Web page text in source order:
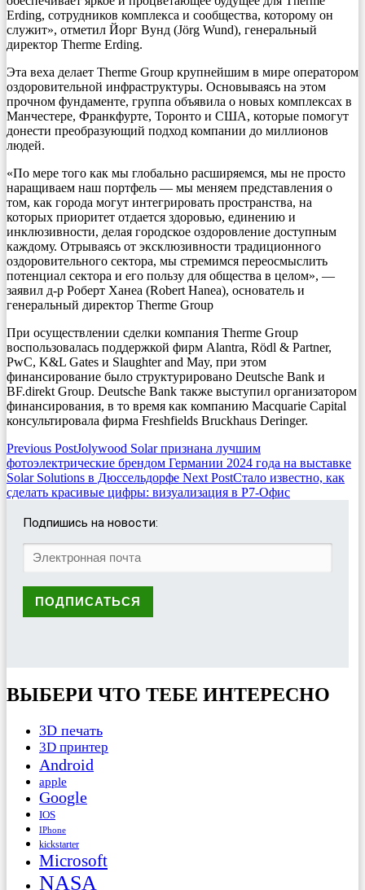
Erding, сотрудников комплекса и сообщества, которому он
служит», отметил Йорг Вунд (Jörg Wund), генеральный
директор Therme Erding.
Эта веха делает Therme Group крупнейшим в мире оператором
оздоровительной инфраструктуры. Основываясь на этом
прочном фундаменте, группа объявила о новых комплексах в
Манчестере, Франкфурте, Торонто и США, которые помогут
донести преобразующий подход компании до миллионов
людей.
«По мере того как мы глобально расширяемся, мы не просто
наращиваем наш портфель — мы меняем представления о
том, как города могут интегрировать пространства, на
которых приоритет отдается здоровью, единению и
инклюзивности, делая городское оздоровление доступным
каждому. Отрываясь от эксклюзивности традиционного
оздоровительного сектора, мы стремимся переосмыслить
потенциал сектора и его пользу для общества в целом», —
заявил д-р Роберт Ханеа (Robert Hanea), основатель и
генеральный директор Therme Group
При осуществлении сделки компания Therme Group
воспользовалась поддержкой фирм Alantra, Rödl & Partner,
PwC, K&L Gates и Slaughter and May, при этом
финансирование было структурировано Deutsche Bank и
BF.direkt Group. Deutsche Bank также выступил организатором
финансирования, в то время как компанию Macquarie Capital
консультировала фирма Freshfields Bruckhaus Deringer.
Post
navigation
Previous PostJolywood Solar признана лучшим
фотоэлектрические брендом Германии 2024 года на выставке
Solar Solutions в Дюссельдорфе Next PostСтало известно, как
сделать красивые цифры: визуализация в Р7-Офис
Подпишись на новости:
ВЫБЕРИ ЧТО ТЕБЕ ИНТЕРЕСНО
3D печать
3D принтер
Android
apple
Google
IOS
IPhone
kickstarter
Microsoft
NASA